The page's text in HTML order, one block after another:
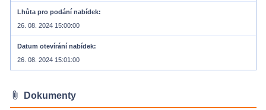
Lhůta pro podání nabídek
26. 08. 2024 15:00:00
Datum otevírání nabídek
26. 08. 2024 15:01:00
attach_file Dokumenty